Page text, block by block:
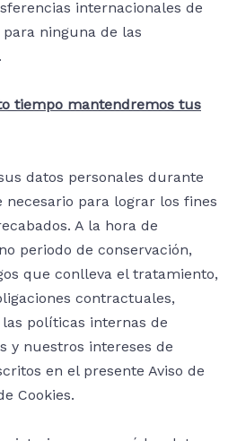
internacionales de
ninguna de las
tiempo mantendremos tus
datos personales durante
para lograr los fines
A la hora de
periodo de conservación,
que conlleva el tratamiento,
contractuales,
políticas internas de
y nuestros intereses de
en el presente Aviso de
Cookies.